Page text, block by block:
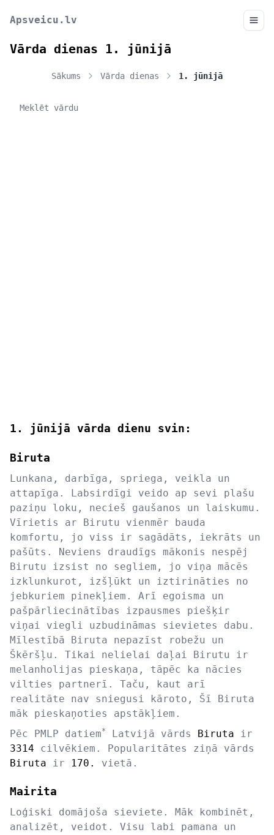
Apsveicu.lv
Vārda dienas 1. jūnijā
Sākums Vārda dienas 1. jūnijā
1. jūnijā vārda dienu svin:
Biruta
Lunkana, darbīga, spriega, veikla un
attapīga. Labsirdīgi veido ap sevi plašu
paziņu loku, necieš gaušanos un laiskumu.
Vīrietis ar Birutu vienmēr bauda
komfortu, jo viss ir sagādāts, iekrāts un
pašūts. Neviens draudīgs mākonis nespēj
Birutu izsist no segliem, jo viņa mācēs
izklunkurot, izšļūkt un iztirināties no
jebkuriem pinekļiem. Arī egoisma un
pašpārliecinātības izpausmes piešķir
viņai viegli uzbudināmas sievietes dabu.
Mīlestībā Biruta nepazīst robežu un
Škēršļu. Tikai nelielai daļai Birutu ir
melanholijas pieskaņa, tāpēc ka nācies
vilties partnerī. Taču, kaut arī
realitāte nav sniegusi kāroto, Šī Biruta
māk pieskaņoties apstākļiem.
Pēc PMLP datiem* Latvijā vārds Biruta ir
3314 cilvēkiem. Popularitātes ziņā vārds
Biruta ir 170. vietā.
Mairita
Loģiski domājoša sieviete. Māk kombinēt,
analizēt, veidot. Visu labi pamana un